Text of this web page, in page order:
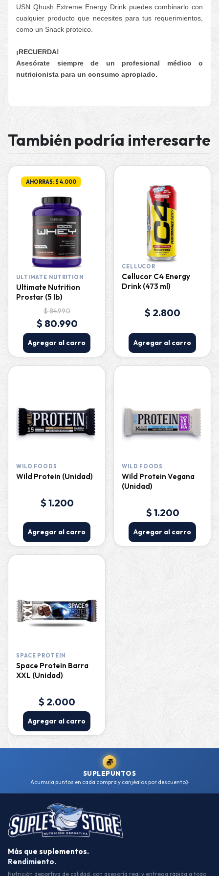
USN Qhush Extreme Energy Drink puedes combinarlo con
cualquier producto que necesites para tus requerimientos,
como un Snack proteico.
¡RECUERDA!
Asesórate siempre de un profesional médico o
nutricionista para un consumo apropiado.
También podría interesarte
AHORRAS: $ 4.000
ULTIMATE NUTRITION
Ultimate Nutrition
Prostar (5 lb)
$ 84.990
$ 80.990
Agregar al carro
CELLUCOR
Cellucor C4 Energy
Drink (473 ml)
$ 2.800
Agregar al carro
WILD FOODS
Wild Protein (Unidad)
$ 1.200
Agregar al carro
WILD FOODS
Wild Protein Vegana
(Unidad)
$ 1.200
Agregar al carro
SPACE PROTEIN
Space Protein Barra
XXL (Unidad)
$ 2.000
Agregar al carro
SUPLEPUNTOS
Acumula puntos en cada compra y canjéalos por descuento
Más que suplementos.
Rendimiento.
Nutrición deportiva de calidad, con asesoría real y entrega rápida a todo